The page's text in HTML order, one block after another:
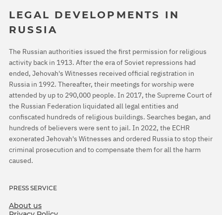
LEGAL DEVELOPMENTS IN
RUSSIA
The Russian authorities issued the first permission for religious
activity back in 1913. After the era of Soviet repressions had
ended, Jehovah's Witnesses received official registration in
Russia in 1992. Thereafter, their meetings for worship were
attended by up to 290,000 people. In 2017, the Supreme Court of
the Russian Federation liquidated all legal entities and
confiscated hundreds of religious buildings. Searches began, and
hundreds of believers were sent to jail. In 2022, the ECHR
exonerated Jehovah's Witnesses and ordered Russia to stop their
criminal prosecution and to compensate them for all the harm
caused.
PRESS SERVICE
About us